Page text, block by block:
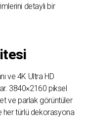
detaylı bir
ve 4K Ultra HD
3840×2160 piksel
ve parlak görüntüler
her türlü dekorasyona